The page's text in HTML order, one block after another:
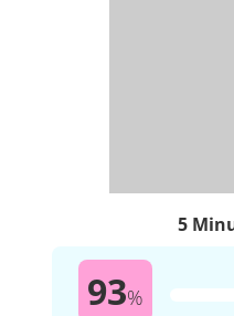
5
93%